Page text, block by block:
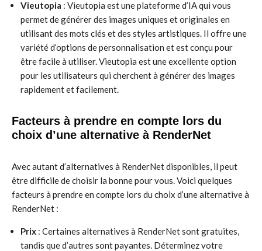
Vieutopia : Vieutopia est une plateforme d’IA qui vous
permet de générer des images uniques et originales en
utilisant des mots clés et des styles artistiques. Il offre une
variété d’options de personnalisation et est conçu pour
être facile à utiliser. Vieutopia est une excellente option
pour les utilisateurs qui cherchent à générer des images
rapidement et facilement.
Facteurs à prendre en compte lors du
choix d’une alternative à RenderNet
Avec autant d’alternatives à RenderNet disponibles, il peut
être difficile de choisir la bonne pour vous. Voici quelques
facteurs à prendre en compte lors du choix d’une alternative à
RenderNet :
Prix : Certaines alternatives à RenderNet sont gratuites,
tandis que d’autres sont payantes. Déterminez votre